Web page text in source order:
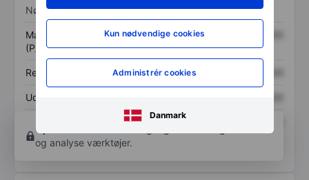
Kun nødvendige cookies
Administrér cookies
Danmark
Nøgletal
Markedsværdi/omsætning
(P/S)
XXXXXXX
Resultat pr. aktie (EPS) XXXXXXX
Udbytte pr. aktie
XXXXXXX
Opret konto
og analyse værktøjer.